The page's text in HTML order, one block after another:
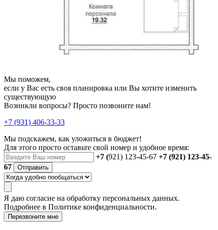
Мы поможем,
если у Вас есть своя планировка или Вы хотите изменить
существующую
Возникли вопросы? Просто позвоните нам!
+7 (931) 406-33-33
Мы подскажем, как уложиться в бюджет!
Для этого просто оставьте свой номер и удобное время:
+7 (921) 123-45-67 +7 (921) 123-45-
67
Отправить
Я даю согласие на обработку персональных данных.
Подробнее в Политике конфиденциальности.
Перезвоните мне